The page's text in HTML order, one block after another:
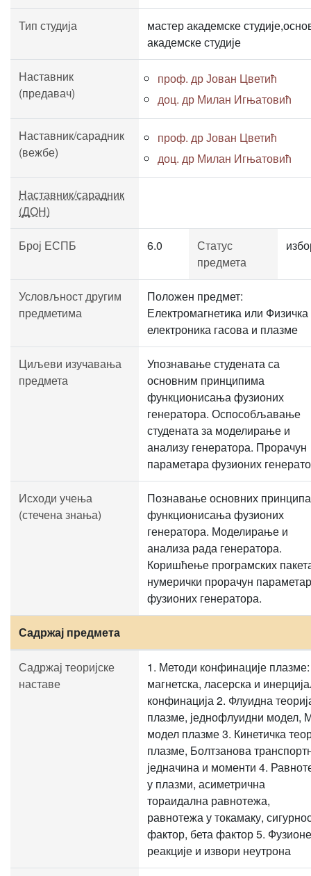
Тип студија
мастер академске
академске студије
Наставник
(предавач)
проф. др Јован Цветић
доц. др Милан Игњатовић
Наставник/сарадник
(вежбе)
проф. др Јован Цветић
доц. др Милан Игњатовић
Наставник/сарадник
(ДОН)
Број ЕСПБ 6.0
Статус
предмета
Условљност другим
предметима
Положен предмет:
Електромагнетика или Физичка
електроника гасова и плазме
Циљеви изучавања
предмета
Упознавање студената са
основним принципима
функционисања фузионих
генератора. Оспособљавање
студената за моделирање и
анализу генератора. Прорачун
параметара фузионих
Исходи учења
(стечена знања)
Познавање основних принципа
функционисања фузионих
генератора. Моделирање и
анализа рада генератора.
Коришћење програмских
нумерички прорачун
фузионих генератора.
Садржај предмета
Садржај теоријске
наставе
1. Методи конфинације плазме:
магнетска, ласерска и
конфинација 2. Флуидна
плазме, једнофлуидни модел,
модел плазме 3. Кинетичка
плазме, Болтзанова
једначина и моменти 4.
у плазми, асиметрична
тораидална равнотежа,
равнотежа у токамаку,
фактор, бета фактор 5. Фузионе
реакције и извори неутрона